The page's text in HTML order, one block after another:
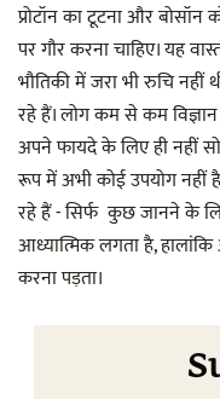
प्रोटॉन का टूटना और
पर गौर करना चाहिए। यह
भौतिकी में जरा भी रुचि
रहे हैं। लोग कम से कम
अपने फायदे के लिए ही नहीं
रूप में अभी कोई उपयोग नहीं
रहे हैं - सिर्फ कुछ जानने के
आध्यात्मिक लगता है, हालांकि
करना पड़ता।